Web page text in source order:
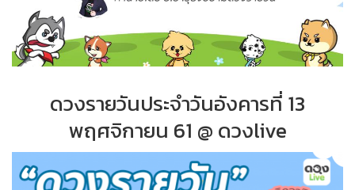
ดวงรายวันประจำวันอังคารที่ 13
พฤศจิกายน 61 @ ดวงlive